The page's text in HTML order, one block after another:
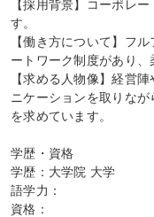
【採用背景】コーポレ
す。
【働き方について】フ
ートワーク制度があり、
【求める人物像】経営
ニケーションを取りな
を求めています。
学歴・資格
学歴：大学院 大学
語学力：
資格：